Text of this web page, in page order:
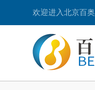
欢迎进入北京百